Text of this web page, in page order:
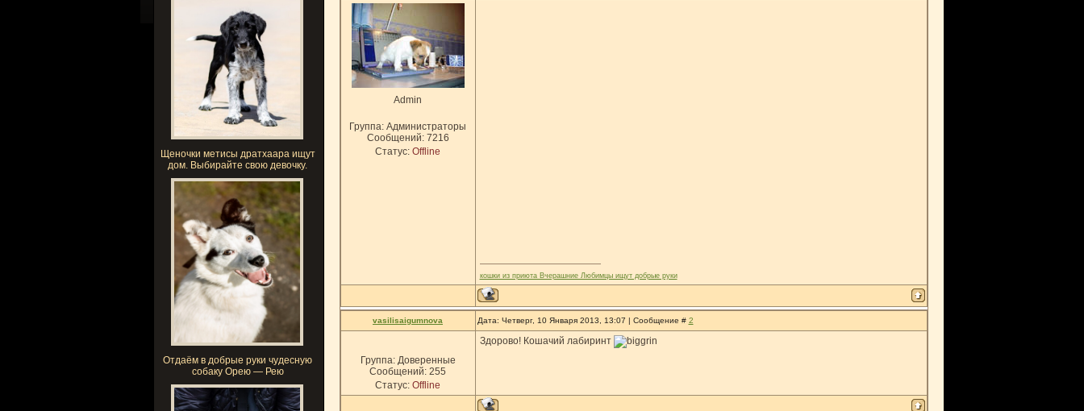
Щеночки метисы дратхаара ищут
дом. Выбирайте свою девочку.
Отдаём в добрые руки чудесную
собаку Орею — Рею
Admin
Группа: Администраторы
Сообщений: 7216
Статус: Offline
кошки из приюта Вчерашние Любимцы ищут добрые руки
vasilisaigumnova Дата: Четверг, 10 Января 2013, 13:07 | Сообщение # 2
Группа: Доверенные
Сообщений: 255
Статус: Offline
Здорово! Кошачий лабиринт